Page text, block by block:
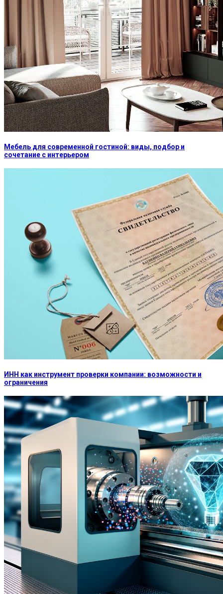
Мебель для современной гостиной: виды, подбор и
сочетание с интерьером
ИНН как инструмент проверки компании: возможности и
ограничения